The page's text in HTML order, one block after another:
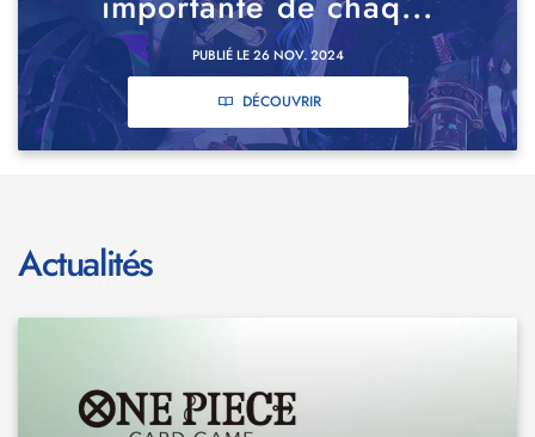
PUBLIÉ LE 26 NOV. 2024
DÉCOUVRIR
Actualités